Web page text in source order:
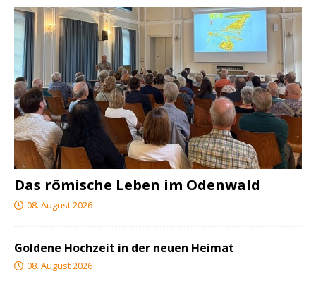
Das römische Leben im Odenwald
08. August 2026
Goldene Hochzeit in der neuen Heimat
08. August 2026